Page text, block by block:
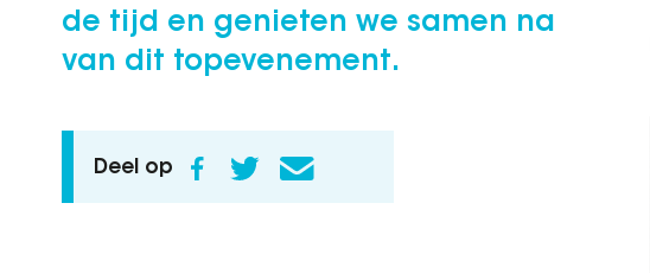
de tijd en genieten we samen na
van dit topevenement.
Deel op